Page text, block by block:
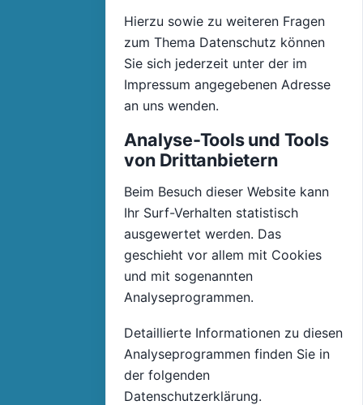
Hierzu sowie zu weiteren Fragen
zum Thema Datenschutz können
Sie sich jederzeit unter der im
Impressum angegebenen Adresse
an uns wenden.
Analyse-Tools und Tools
von Drittanbietern
Beim Besuch dieser Website kann
Ihr Surf-Verhalten statistisch
ausgewertet werden. Das
geschieht vor allem mit Cookies
und mit sogenannten
Analyseprogrammen.
Detaillierte Informationen zu diesen
Analyseprogrammen finden Sie in
der folgenden
Datenschutzerklärung.